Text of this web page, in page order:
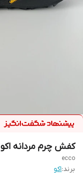
کفش چرم مردانه اکو
ecco
برند:اکو